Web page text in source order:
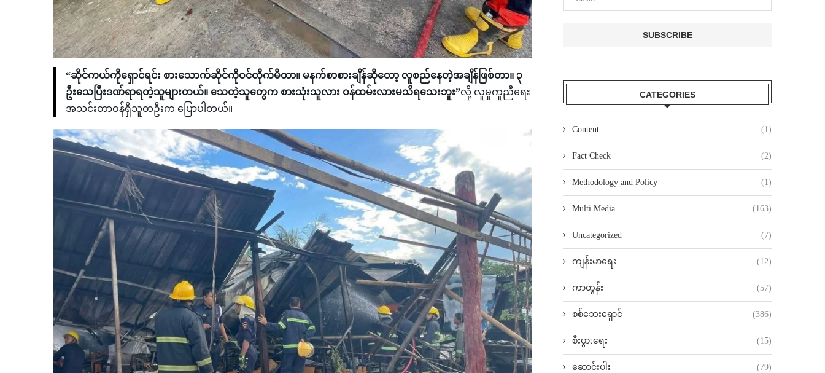
“ဆိုင်ကယ်ကိုရှောင်ရင်း စားသောက်ဆိုင်ကိုဝင်တိုက်မိတာ။ မနက်စာစားချိန်ဆိုတော့ လူစည်နေတဲ့အချိန်ဖြစ်တာ။ ၃
ဦးသေပြီးဒဏ်ရာရတဲ့သူများတယ်။ သေတဲ့သူတွေက စားသုံးသူလား ဝန်ထမ်းလားမသိရသေးဘူး”လို့ လူမှုကူညီရေး
အသင်းတာဝန်ရှိသူတဦးက ပြောပါတယ်။
CATEGORIES
Content (1)
Fact Check (2)
Methodology and Policy (1)
Multi Media (163)
Uncategorized (7)
ကျန်းမာရေး (12)
ကာတွန်း (57)
စစ်ဘေးရှောင် (386)
စီးပွားရေး (15)
ဆောင်းပါး (79)